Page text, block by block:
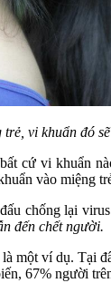
vi khuẩn đó
cứ vi khuẩn
vào miệng
chống lại
đến chết người.
một ví dụ. Tại
67% người